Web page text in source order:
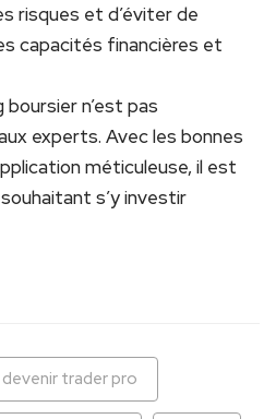
risques et d’éviter de
capacités financières et
boursier n’est pas
experts. Avec les bonnes
méticuleuse, il est
s’y investir
devenir trader pro